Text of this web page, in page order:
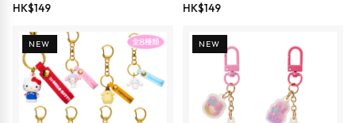
HK$149 HK$149
NEW NEW